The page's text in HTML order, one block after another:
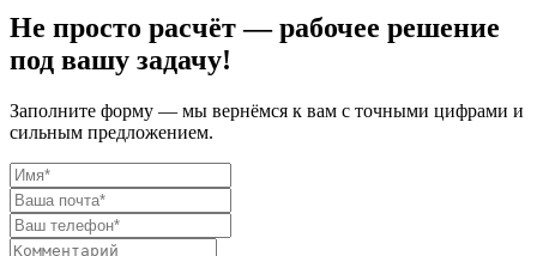
Не просто расчёт — рабочее решение
под вашу задачу!
Заполните форму — мы вернёмся к вам с точными цифрами и
сильным предложением.